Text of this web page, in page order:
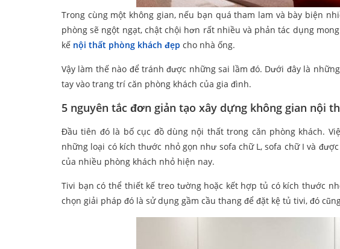
Trong cùng một không gian, nếu bạn quá tham lam và bày biện
phòng sẽ ngột ngạt, chật chội hơn rất nhiều và phản tác dụng
kế nội thất phòng khách đẹp cho nhà ống.
Vậy làm thế nào để tránh được những sai lầm đó. Dưới đây là
tay vào trang trí căn phòng khách của gia đình.
5 nguyên tắc đơn giản tạo xây dựng không gian nội
Đầu tiên đó là bố cục đồ dùng nội thất trong căn phòng khách.
những loại có kích thước nhỏ gọn như sofa chữ L, sofa chữ I và
của nhiều phòng khách nhỏ hiện nay.
Tivi bạn có thể thiết kế treo tường hoặc kết hợp tủ có kích thước
chọn giải pháp đó là sử dụng gầm cầu thang để đặt kệ tủ tivi, đó